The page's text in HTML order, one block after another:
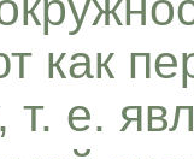
как
т. е.